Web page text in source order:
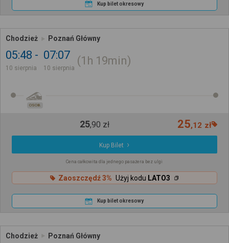
Kup bilet okresowy
Chodzież Poznań Główny
05:48
10 sierpnia
07:07
10 sierpnia
1h 19min
OSOB.
25,90 zł 25,12 zł
Kup Bilet
Cena całkowita dla jednego pasażera bez ulgi
Zaoszczędź 3% Użyj kodu LATO3
Kup bilet okresowy
Chodzież Poznań Główny